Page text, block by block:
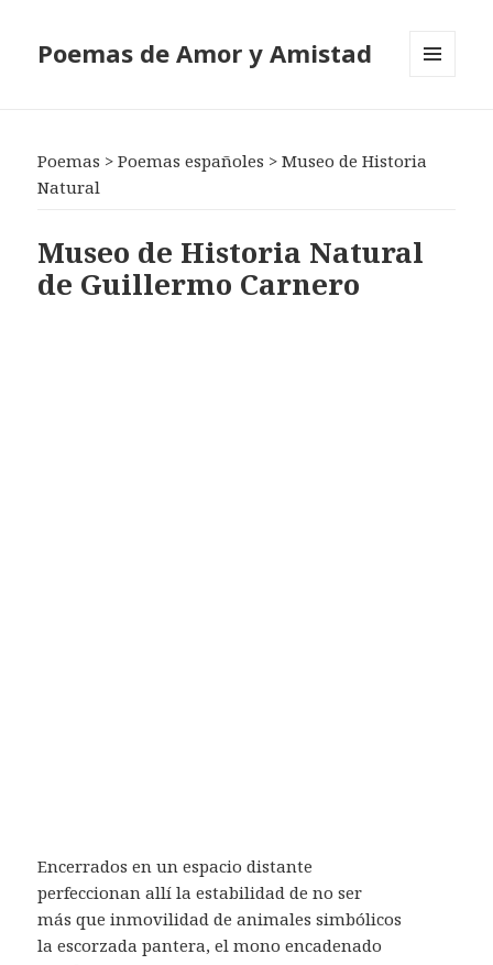
Poemas de Amor y Amistad
Poemas >Poemas españoles >Museo de Historia
Natural
Museo de Historia Natural
de Guillermo Carnero
Encerrados en un espacio distante
perfeccionan allí la estabilidad de no ser
más que inmovilidad de animales simbólicos
la escorzada pantera, el mono encadenado